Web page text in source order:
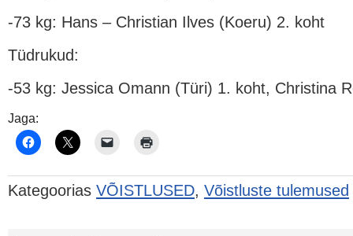
-73 kg: Hans – Christian Ilves (Koeru) 2. koht
Tüdrukud:
-53 kg: Jessica Omann (Türi) 1. koht, Christina
Jaga:
Kategoorias VÕISTLUSED, Võistluste tulemused